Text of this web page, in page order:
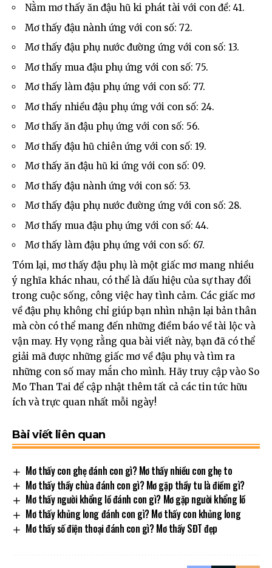
Nằm mơ thấy ăn đậu hũ ki phát tài với con đề: 41.
Mơ thấy đậu nành ứng với con số: 72.
Mơ thấy đậu phụ nước đường ứng với con số: 13.
Mơ thấy mua đậu phụ ứng với con số: 75.
Mơ thấy làm đậu phụ ứng với con số: 77.
Mơ thấy nhiều đậu phụ ứng với con số: 24.
Mơ thấy ăn đậu phụ ứng với con số: 56.
Mơ thấy đậu hũ chiên ứng với con số: 19.
Mơ thấy ăn đậu hũ ki ứng với con số: 09.
Mơ thấy đậu nành ứng với con số: 53.
Mơ thấy đậu phụ nước đường ứng với con số: 28.
Mơ thấy mua đậu phụ ứng với con số: 44.
Mơ thấy làm đậu phụ ứng với con số: 67.
Tóm lại, mơ thấy đậu phụ là một giấc mơ mang nhiều
ý nghĩa khác nhau, có thể là dấu hiệu của sự thay đổi
trong cuộc sống, công việc hay tình cảm. Các giấc mơ
về đậu phụ không chỉ giúp bạn nhìn nhận lại bản thân
mà còn có thể mang đến những điềm báo về tài lộc và
vận may. Hy vọng rằng qua bài viết này, bạn đã có thể
giải mã được những giấc mơ về đậu phụ và tìm ra
những con số may mắn cho mình. Hãy truy cập vào So
Mo Than Tai để cập nhật thêm tất cả các tin tức hữu
ích và trực quan nhất mỗi ngày!
Bài viết liên quan
Mơ thấy con ghẹ đánh con gì? Mơ thấy nhiều con ghẹ to
Mơ thấy thầy chùa đánh con gì? Mơ gặp thầy tu là điềm gì?
Mơ thấy người khổng lồ đánh con gì? Mơ gặp người khổng lồ
Mơ thấy khủng long đánh con gì? Mơ thấy con khủng long
Mơ thấy số điện thoại đánh con gì? Mơ thấy SĐT đẹp